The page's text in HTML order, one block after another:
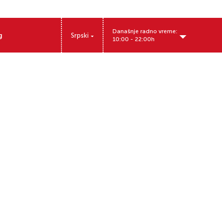
Srpski
Današnje radno vreme:
10:00 - 22:00h